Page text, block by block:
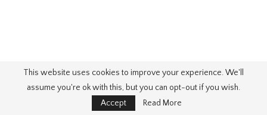
This website uses cookies to improve your experience. We'll
assume you're ok with this, but you can opt-out if you wish.
Accept
Read More